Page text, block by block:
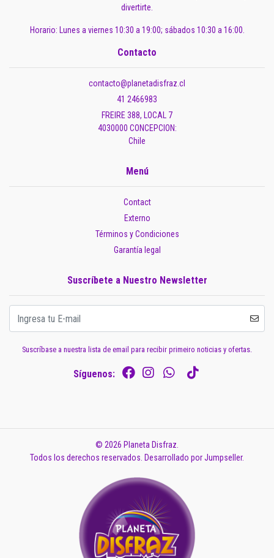
divertirte.
Horario: Lunes a viernes 10:30 a 19:00; sábados 10:30 a 16:00.
Contacto
contacto@planetadisfraz.cl
41 2466983
FREIRE 388, LOCAL 7
4030000 CONCEPCION:
Chile
Menú
Contact
Externo
Términos y Condiciones
Garantía legal
Suscríbete a Nuestro Newsletter
Suscríbase a nuestra lista de email para recibir primeiro noticias y ofertas.
Síguenos:
© 2026 Planeta Disfraz.
Todos los derechos reservados. Desarrollado por Jumpseller.